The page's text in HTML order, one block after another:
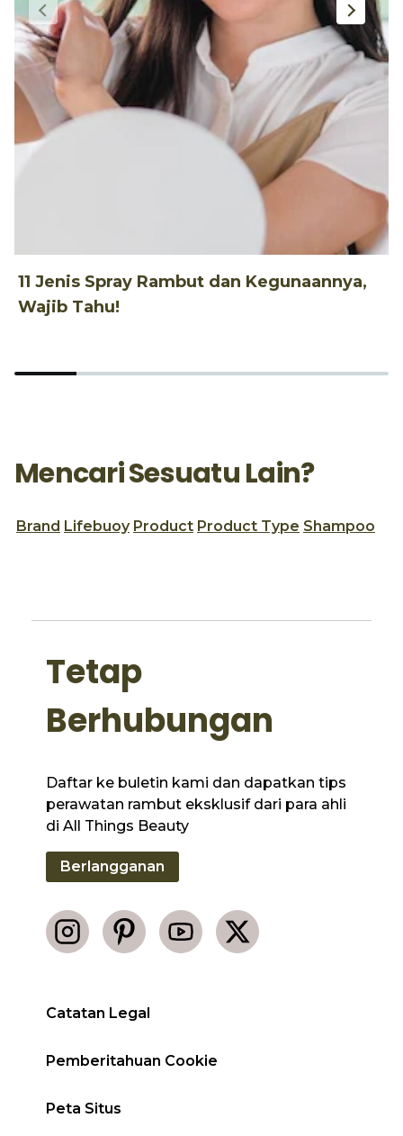
11 Jenis Spray Rambut dan Kegunaannya,
Wajib Tahu!
Mencari Sesuatu Lain?
Brand Lifebuoy Product Product Type Shampoo
Catatan Legal
Pemberitahuan Cookie
Peta Situs
Tetap
Berhubungan
Daftar ke buletin kami dan dapatkan tips
perawatan rambut eksklusif dari para ahli
di All Things Beauty
Berlangganan